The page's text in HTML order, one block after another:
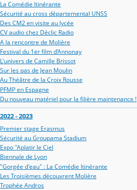
La Comédie Itinérante
Sécurité au cross départemental UNSS
Des CM2 en visite au lycée
CV audio chez Déclic Radio
A la rencontre de Molière
Festival du 1er film d’Annonay
L'univers de Camille Brissot
Sur les pas de Jean Moulin
Au Théâtre de la Croix Rousse
PFMP en Espagne
Du nouveau matériel pour la filière maintenance !
2022 - 2023
Premier stage Erasmus
Sécurité au Groupama Stadium
Expo "Aplatir le Ciel
Biennale de Lyon
"Gorgée d'eau" : La Comédie Itinérante
Les Troisièmes découvrent Molière
Trophée Andros